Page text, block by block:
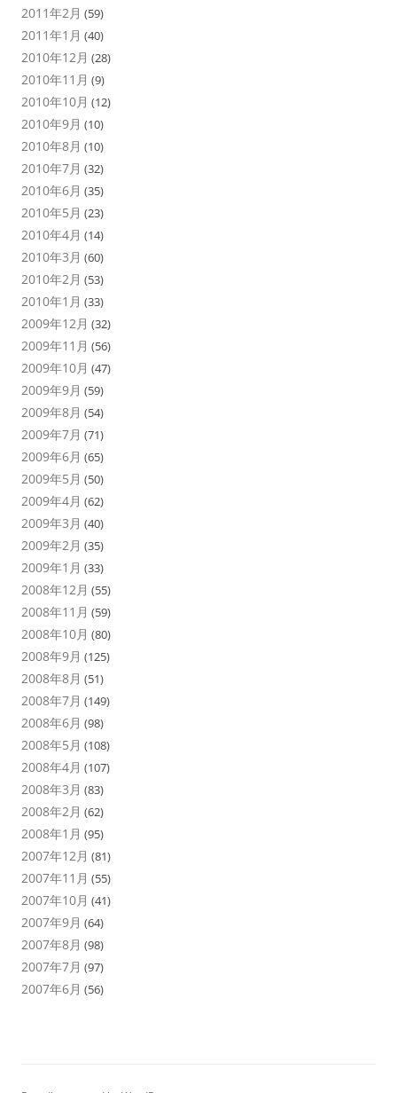
2011年2月 (59)
2011年1月 (40)
2010年12月 (28)
2010年11月 (9)
2010年10月 (12)
2010年9月 (10)
2010年8月 (10)
2010年7月 (32)
2010年6月 (35)
2010年5月 (23)
2010年4月 (14)
2010年3月 (60)
2010年2月 (53)
2010年1月 (33)
2009年12月 (32)
2009年11月 (56)
2009年10月 (47)
2009年9月 (59)
2009年8月 (54)
2009年7月 (71)
2009年6月 (65)
2009年5月 (50)
2009年4月 (62)
2009年3月 (40)
2009年2月 (35)
2009年1月 (33)
2008年12月 (55)
2008年11月 (59)
2008年10月 (80)
2008年9月 (125)
2008年8月 (51)
2008年7月 (149)
2008年6月 (98)
2008年5月 (108)
2008年4月 (107)
2008年3月 (83)
2008年2月 (62)
2008年1月 (95)
2007年12月 (81)
2007年11月 (55)
2007年10月 (41)
2007年9月 (64)
2007年8月 (98)
2007年7月 (97)
2007年6月 (56)